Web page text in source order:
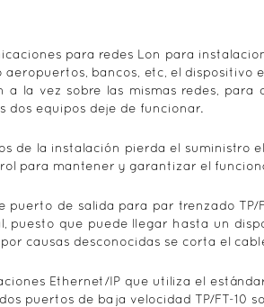
para redes Lon para
bancos, etc, el
la vez sobre las mismas redes,
dos equipos deje de funcionar.
de la instalación pierda el suministro
para mantener y garantizar el
puerto de salida para par trenzado
puesto que puede llegar hasta un
causas desconocidas se corta el
Ethernet/IP que utiliza el
puertos de baja velocidad TP/FT-10